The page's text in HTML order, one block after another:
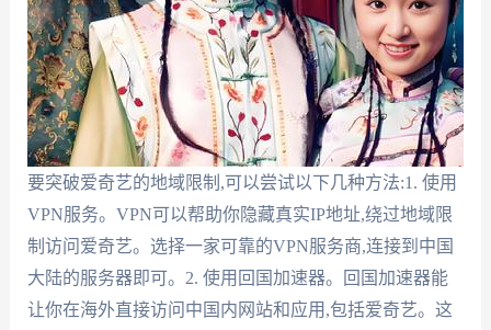
要突破爱奇艺的地域限制,可以尝试以下几种方法:1. 使用
VPN服务。VPN可以帮助你隐藏真实IP地址,绕过地域限
制访问爱奇艺。选择一家可靠的VPN服务商,连接到中国
大陆的服务器即可。2. 使用回国加速器。回国加速器能
让你在海外直接访问中国内网站和应用,包括爱奇艺。这